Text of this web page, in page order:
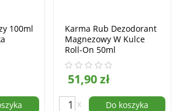
100ml
Karma Rub Dezodorant
Magnezowy W Kulce
Roll-On 50ml
51,90 zł
x Do koszyka